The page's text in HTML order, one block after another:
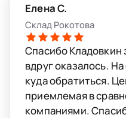
Елена С.
Склад Рокотова
Спасибо Кладовкин
вдруг оказалось.
куда обратиться.
приемлемая в
компаниями.